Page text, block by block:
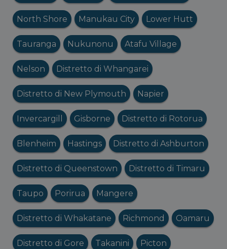
North Shore Manukau City Lower Hutt
Tauranga Nukunonu Atafu Village
Nelson Distretto di Whangarei
Distretto di New Plymouth Napier
Invercargill Gisborne Distretto di Rotorua
Blenheim Hastings Distretto di Ashburton
Distretto di Queenstown Distretto di Timaru
Taupo Porirua Mangere
Distretto di Whakatane Richmond Oamaru
Distretto di Gore Takanini Picton